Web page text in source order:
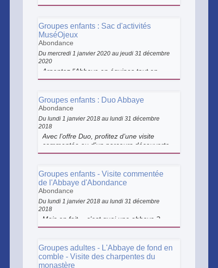
Le patrimoine fait partie de notre
Découvrons ensemble les notions de
patrimoine matériel, immatériel et naturel.
Groupes enfants : Sac d'activités
MuséOjeux
Abondance
Du mercredi 1 janvier 2020 au jeudi 31 décembre
2020
Arpentez l’Abbaye en équipes tout en
vous amusant grâce aux activités mises à
Groupes enfants : Duo Abbaye
Abondance
Du lundi 1 janvier 2018 au lundi 31 décembre
2018
Avec l’offre Duo, profitez d’une visite
commentée ou d’un parcours découverte
et d’un atelier créatif. Un programme
attend à l’Abbaye d’Abondance !
Groupes enfants - Visite commentée
de l'Abbaye d'Abondance
Abondance
Du lundi 1 janvier 2018 au lundi 31 décembre
2018
Mais en fait… c’est quoi une abbaye ?
Suivez-nous pour percer tous les secrets
Groupes adultes - L'Abbaye de fond en
comble - Visite des charpentes du
monastère